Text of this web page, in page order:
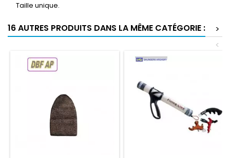
Taille unique.
16 AUTRES PRODUITS DANS LA MÊME CATÉGORIE :
>
<